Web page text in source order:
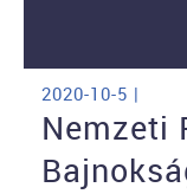
2020-10-5 |
Nemzeti